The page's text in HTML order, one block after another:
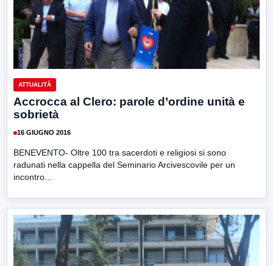
ATTUALITÀ
Accrocca al Clero: parole d’ordine unità e
sobrietà
16 GIUGNO 2016
BENEVENTO- Oltre 100 tra sacerdoti e religiosi si sono
radunati nella cappella del Seminario Arcivescovile per un
incontro...